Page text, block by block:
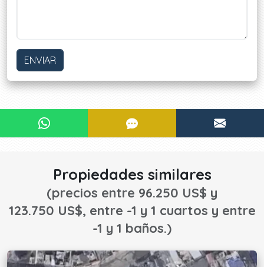
ENVIAR
¿Le interesa?
¡CONTACTE AHORA!
CONTACTAR POR WHATSAPP
CONTACTAR POR SMS
Propiedades similares
(precios entre 96.250 US$ y
123.750 US$, entre -1 y 1 cuartos y entre
-1 y 1 baños.)